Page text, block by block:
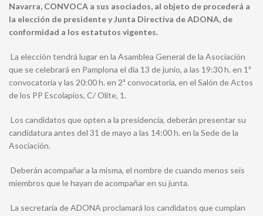
Navarra, CONVOCA a sus asociados, al objeto de procederá a
la elección de presidente y Junta Directiva de ADONA, de
conformidad a los estatutos vigentes.
La elección tendrá lugar en la Asamblea General de la Asociación
que se celebrará en Pamplona el día 13 de junio, a las 19:30 h. en 1ª
convocatoria y las 20:00 h. en 2ª convocatoria, en el Salón de Actos
de los PP Escolapios, C/ Olite, 1.
Los candidatos que opten a la presidencia, deberán presentar su
candidatura antes del 31 de mayo a las 14:00 h. en la Sede de la
Asociación.
Deberán acompañar a la misma, el nombre de cuando menos seis
miembros que le hayan de acompañar en su junta.
La secretaría de ADONA proclamará los candidatos que cumplan